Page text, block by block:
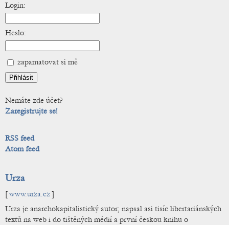
Login:
Heslo:
zapamatovat si mě
Nemáte zde účet?
Zaregistrujte se!
RSS feed
Atom feed
Urza
[www.urza.cz]
Urza je anarchokapitalistický autor; napsal asi tisíc libertariánských
textů na web i do tištěných médií a první českou knihu o